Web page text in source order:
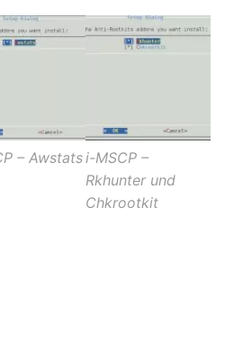
– Awstatsi-MSCP –
Rkhunter und
Chkrootkit